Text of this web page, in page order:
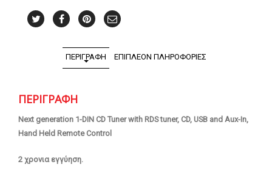
ΠΕΡΙΓΡΑΦΉ ΕΠΙΠΛΈΟΝ ΠΛΗΡΟΦΟΡΊΕΣ
ΠΕΡΙΓΡΑΦΉ
Next generation 1-DIN CD Tuner with RDS tuner, CD, USB and Aux-In,
Hand Held Remote Control
2 χρονια εγγύηση.